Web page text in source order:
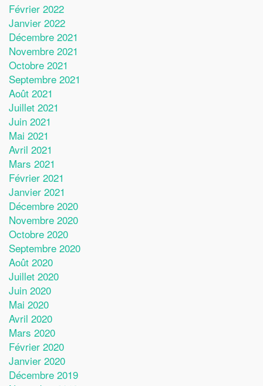
Février 2022
Janvier 2022
Décembre 2021
Novembre 2021
Octobre 2021
Septembre 2021
Août 2021
Juillet 2021
Juin 2021
Mai 2021
Avril 2021
Mars 2021
Février 2021
Janvier 2021
Décembre 2020
Novembre 2020
Octobre 2020
Septembre 2020
Août 2020
Juillet 2020
Juin 2020
Mai 2020
Avril 2020
Mars 2020
Février 2020
Janvier 2020
Décembre 2019